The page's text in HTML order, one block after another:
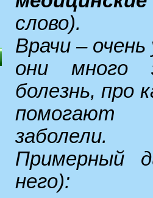
слово).
Врачи –
они много
болезнь, про
помогают
заболели.
Примерный
него):